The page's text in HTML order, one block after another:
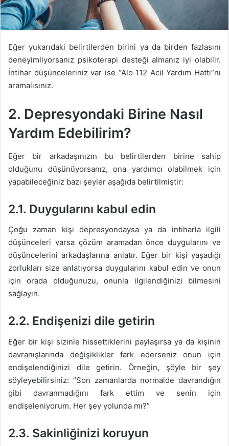
Eğer yukarıdaki belirtilerden birini ya da birden fazlasını
deneyimliyorsanız psikoterapi desteği almanız iyi olabilir.
İntihar düşünceleriniz var ise “Alo 112 Acil Yardım Hattı”nı
aramalısınız.
2. Depresyondaki Birine Nasıl
Yardım Edebilirim?
Eğer bir arkadaşınızın bu belirtilerden birine sahip
olduğunu düşünüyorsanız, ona yardımcı olabilmek için
yapabileceğiniz bazı şeyler aşağıda belirtilmiştir:
2.1. Duygularını kabul edin
Çoğu zaman kişi depresyondaysa ya da intiharla ilgili
düşünceleri varsa çözüm aramadan önce duygularını ve
düşüncelerini arkadaşlarına anlatır. Eğer bir kişi yaşadığı
zorlukları size anlatıyorsa duygularını kabul edin ve onun
için orada olduğunuzu, onunla ilgilendiğinizi bilmesini
sağlayın.
2.2. Endişenizi dile getirin
Eğer bir kişi sizinle hissettiklerini paylaşırsa ya da kişinin
davranışlarında değişiklikler fark ederseniz onun için
endişelendiğinizi dile getirin. Örneğin, şöyle bir şey
söyleyebilirsiniz: “Son zamanlarda normalde davrandığın
gibi davranmadığını fark ettim ve senin için
endişeleniyorum. Her şey yolunda mı?”
2.3. Sakinliğinizi koruyun